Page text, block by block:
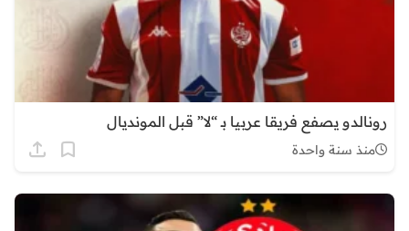
رونالدو يصفع فريقا عربيا بـ “لا” قبل المونديال
منذ سنة واحدة